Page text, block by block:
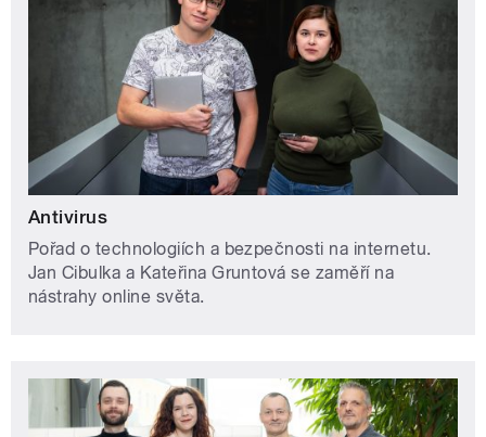
Antivirus
Pořad o technologiích a bezpečnosti na internetu.
Jan Cibulka a Kateřina Gruntová se zaměří na
nástrahy online světa.